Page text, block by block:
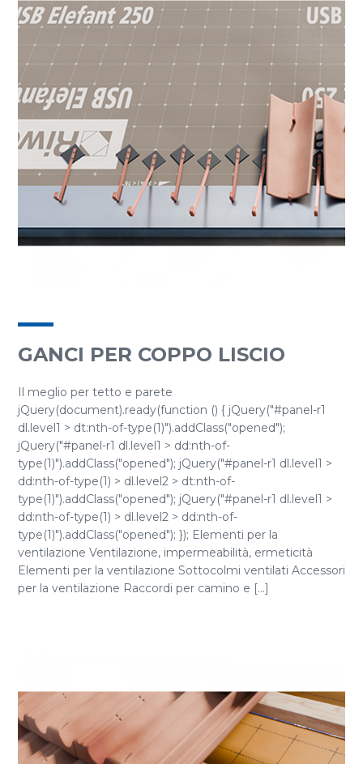
GANCI PER COPPO LISCIO
Il meglio per tetto e parete
jQuery(document).ready(function () { jQuery("#panel-r1
dl.level1 > dt:nth-of-type(1)").addClass("opened");
jQuery("#panel-r1 dl.level1 > dd:nth-of-
type(1)").addClass("opened"); jQuery("#panel-r1 dl.level1 >
dd:nth-of-type(1) > dl.level2 > dt:nth-of-
type(1)").addClass("opened"); jQuery("#panel-r1 dl.level1 >
dd:nth-of-type(1) > dl.level2 > dd:nth-of-
type(1)").addClass("opened"); }); Elementi per la
ventilazione Ventilazione, impermeabilità, ermeticità
Elementi per la ventilazione Sottocolmi ventilati Accessori
per la ventilazione Raccordi per camino e [...]